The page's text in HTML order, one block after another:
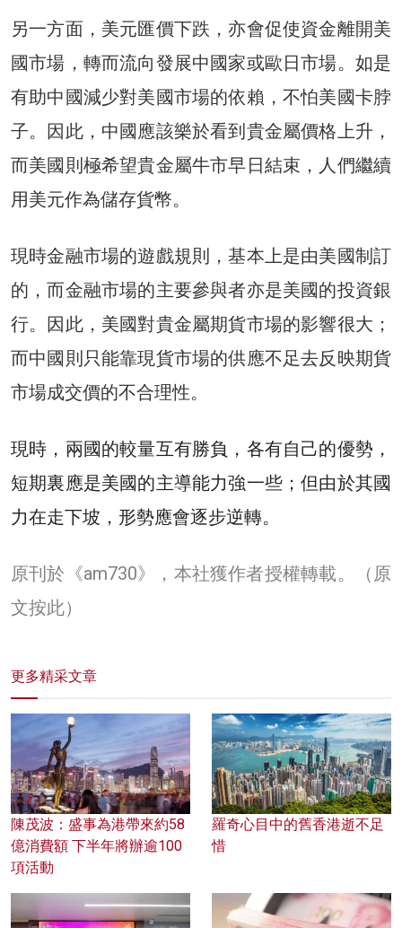
另一方面，美元匯價下跌，亦會促使資金離開美
國市場，轉而流向發展中國家或歐日市場。如是
有助中國減少對美國市場的依賴，不怕美國卡脖
子。因此，中國應該樂於看到貴金屬價格上升，
而美國則極希望貴金屬牛市早日結束，人們繼續
用美元作為儲存貨幣。
現時金融市場的遊戲規則，基本上是由美國制訂
的，而金融市場的主要參與者亦是美國的投資銀
行。因此，美國對貴金屬期貨市場的影響很大；
而中國則只能靠現貨市場的供應不足去反映期貨
市場成交價的不合理性。
現時，兩國的較量互有勝負，各有自己的優勢，
短期裏應是美國的主導能力強一些；但由於其國
力在走下坡，形勢應會逐步逆轉。
原刊於《am730》，本社獲作者授權轉載。
（原
文按此）
更多精采文章
陳茂波：盛事為港帶來約58
億消費額 下半年將辦逾100
項活動
羅奇心目中的舊香港逝不足
惜